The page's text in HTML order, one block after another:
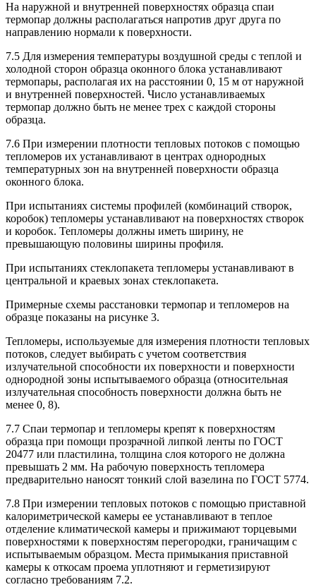
На наружной и внутренней поверхностях образца спаи
термопар должны располагаться напротив друг друга по
направлению нормали к поверхности.
7.5 Для измерения температуры воздушной среды с теплой и
холодной сторон образца оконного блока устанавливают
термопары, располагая их на расстоянии 0, 15 м от наружной
и внутренней поверхностей. Число устанавливаемых
термопар должно быть не менее трех с каждой стороны
образца.
7.6 При измерении плотности тепловых потоков с помощью
тепломеров их устанавливают в центрах однородных
температурных зон на внутренней поверхности образца
оконного блока.
При испытаниях системы профилей (комбинаций створок,
коробок) тепломеры устанавливают на поверхностях створок
и коробок. Тепломеры должны иметь ширину, не
превышающую половины ширины профиля.
При испытаниях стеклопакета тепломеры устанавливают в
центральной и краевых зонах стеклопакета.
Примерные схемы расстановки термопар и тепломеров на
образце показаны на рисунке 3.
Тепломеры, используемые для измерения плотности тепловых
потоков, следует выбирать с учетом соответствия
излучательной способности их поверхности и поверхности
однородной зоны испытываемого образца (относительная
излучательная способность поверхности должна быть не
менее 0, 8).
7.7 Спаи термопар и тепломеры крепят к поверхностям
образца при помощи прозрачной липкой ленты по ГОСТ
20477 или пластилина, толщина слоя которого не должна
превышать 2 мм. На рабочую поверхность тепломера
предварительно наносят тонкий слой вазелина по ГОСТ 5774.
7.8 При измерении тепловых потоков с помощью приставной
калориметрической камеры ее устанавливают в теплое
отделение климатической камеры и прижимают торцевыми
поверхностями к поверхностям перегородки, граничащим с
испытываемым образцом. Места примыкания приставной
камеры к откосам проема уплотняют и герметизируют
согласно требованиям 7.2.